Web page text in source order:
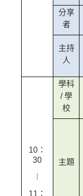
分享
者
主持
人
10：
30
11：
學科
/ 學
校
主題